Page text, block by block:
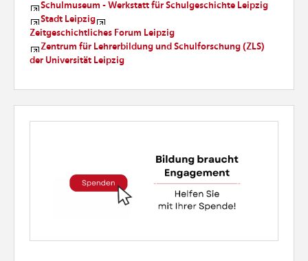
Schulmuseum - Werkstatt für Schulgeschichte Leipzig
Stadt Leipzig
Zeitgeschichtliches Forum Leipzig
Zentrum für Lehrerbildung und Schulforschung (ZLS)
der Universität Leipzig